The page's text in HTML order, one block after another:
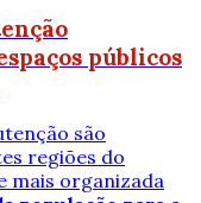
públicos
são
regiões do
mais organizada